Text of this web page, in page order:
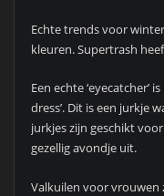
Echte trends voor
kleuren. Supertrash
Een echte ‘eyecatcher’
dress’. Dit is een jurkje
jurkjes zijn geschikt
gezellig avondje uit.
Valkuilen voor vrouwen